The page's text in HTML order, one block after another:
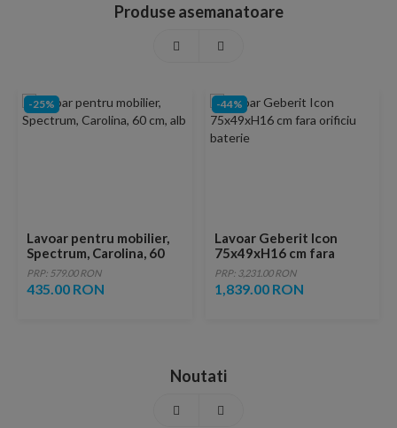
Produse asemanatoare
-25%
Lavoar pentru mobilier,
Spectrum, Carolina, 60
cm, alb
PRP: 579.00 RON
435.00 RON
-44%
Lavoar Geberit Icon
75x49xH16 cm fara
orificiu baterie
PRP: 3,231.00 RON
1,839.00 RON
Noutati